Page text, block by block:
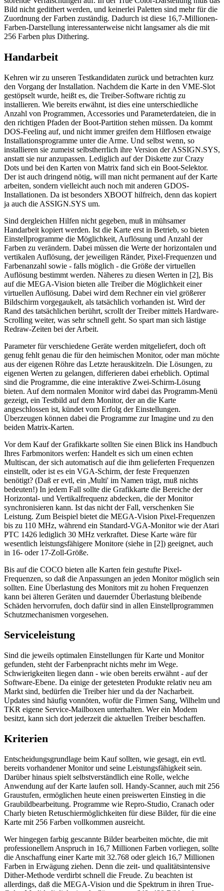
Bild nicht gedithert werden, und keinerlei Paletten sind mehr für die
Zuordnung der Farben zuständig. Dadurch ist diese 16,7-Millionen-
Farben-Darstellung interessanterweise nicht langsamer als die mit
256 Farben plus Dithering.
Handarbeit
Kehren wir zu unseren Testkandidaten zurück und betrachten kurz
den Vorgang der Installation. Nachdem die Karte in den VME-Slot
gestöpselt wurde, heißt es, die Treiber-Software richtig zu
installieren. Wie bereits erwähnt, ist dies eine unterschiedliche
Anzahl von Programmen, Accessories und Parameterdateien, die in
den richtigen Pfaden der Boot-Partition stehen müssen. Da kommt
DOS-Feeling auf, und nicht immer greifen dem Hilflosen etwaige
Installationsprogramme unter die Arme. Und selbst wenn, so
installieren sie zumeist selbstherrlich ihre Version der ASSIGN.SYS,
anstatt sie nur anzupassen. Lediglich auf der Diskette zur Crazy
Dots und bei den Karten von Matrix fand sich ein Boot-Selektor.
Der ist auch dringend nötig, will man nicht permanent auf der Karte
arbeiten, sondern vielleicht auch noch mit anderen GDOS-
Installationen. Da ist besonders XBOOT hilfreich, denn das kopiert
ja auch die ASSIGN.SYS um.
Sind dergleichen Hilfen nicht gegeben, muß in mühsamer
Handarbeit kopiert werden. Ist die Karte erst in Betrieb, so bieten
Einstellprogramme die Möglichkeit, Auflösung und Anzahl der
Farben zu verändern. Dabei müssen die Werte der horizontalen und
vertikalen Auflösung, der jeweiligen Ränder, Pixel-Frequenzen und
Farbenanzahl sowie - falls möglich - die Größe der virtuellen
Auflösung bestimmt werden. Näheres zu diesen Werten in [2], Bis
auf die MEGA-Vision bieten alle Treiber die Möglichkeit einer
virtuellen Auflösung. Dabei wird dem Rechner ein viel größerer
Bildschirm vorgegaukelt, als tatsächlich vorhanden ist. Wird der
Rand des tatsächlichen berührt, scrollt der Treiber mittels Hardware-
Scrolling weiter, was sehr schnell geht. So spart man sich lästige
Redraw-Zeiten bei der Arbeit.
Parameter für verschiedene Geräte werden mitgeliefert, doch oft
genug fehlt genau die für den heimischen Monitor, oder man möchte
aus der eigenen Röhre das Letzte herauskitzeln. Die Lösungen, zu
eigenen Werten zu gelangen, differieren dabei erheblich. Optimal
sind die Programme, die eine interaktive Zwei-Schirm-Lösung
bieten. Auf dem normalen Monitor wird dabei das Programm-Menü
gezeigt, ein Testbild auf dem Monitor, der an die Karte
angeschlossen ist, kündet vom Erfolg der Einstellungen.
Überzeugen können dabei die Programme zur Imagine und zu den
beiden Matrix-Karten.
Vor dem Kauf der Grafikkarte sollten Sie einen Blick ins Handbuch
Ihres Farbmonitors werfen: Handelt es sich um einen echten
Multiscan, der sich automatisch auf die ihm gelieferten Frequenzen
einstellt, oder ist es ein VGA-Schirm, der feste Frequenzen
benötigt? (Daß er evtl, ein ,Multi' im Namen trägt, muß nichts
bedeuten!) In jedem Fall sollte die Grafikkarte die Bereiche der
Horizontal- und Vertikalfrequenz abdecken, die der Monitor
synchronisieren kann. Ist das nicht der Fall, verschenken Sie
Leistung. Zum Beispiel bietet die MEGA-Vision Pixel-Frequenzen
bis zu 110 MHz, während ein Standard-VGA-Monitor wie der Atari
PTC 1426 lediglich 30 MHz verkraftet. Diese Karte wäre für
wesentlich leistungsfähigere Monitore (siehe in [2]) geeignet, auch
in 16- oder 17-Zoll-Größe.
Bis auf die COCO bieten alle Karten fein gestufte Pixel-
Frequenzen, so daß die Anpassungen an jeden Monitor möglich sein
sollten. Eine Überlastung des Monitors mit zu hohen Frequenzen
kann bei älteren Geräten und dauernder Überlastung bleibende
Schäden hervorrufen, doch dafür sind in allen Einstellprogrammen
Schutzmechanismen vorgesehen.
Serviceleistung
Sind die jeweils optimalen Einstellungen für Karte und Monitor
gefunden, steht der Farbenpracht nichts mehr im Wege.
Schwierigkeiten liegen dann - wie oben bereits erwähnt - auf der
Software-Ebene. Da einige der getesteten Produkte relativ neu am
Markt sind, bedürfen die Treiber hier und da der Nacharbeit.
Updates sind häufig vonnöten, wofür die Firmen Sang, Wilhelm und
TKR eigene Service-Mailboxen unterhalten. Wer ein Modem
besitzt, kann sich dort jederzeit die aktuellen Treiber beschaffen.
Kriterien
Entscheidungsgrundlage beim Kauf sollten, wie gesagt, ein evtl.
bereits vorhandener Monitor und seine Leistungsfähigkeit sein.
Darüber hinaus spielt selbstverständlich eine Rolle, welche
Anwendung auf der Karte laufen soll. Handy-Scanner, auch mit 256
Graustufen, ermöglichen heute einen preiswerten Einstieg in die
Graubildbearbeitung. Programme wie Repro-Studio, Cranach oder
Charly bieten Retuschiermöglichkeiten für diese Bilder, für die eine
Karte mit 256 Farben vollkommen ausreicht.
Wer hingegen farbig gescannte Bilder bearbeiten möchte, die mit
professionellem Anspruch in 16,7 Millionen Farben vorliegen, sollte
die Anschaffung einer Karte mit 32.768 oder gleich 16,7 Millionen
Farben in Erwägung ziehen. Denn die zeit- und qualitätsintensive
Dither-Methode verdirbt schnell die Freude. Zu beachten ist
allerdings, daß die MEGA-Vision und die Spektrum in ihren True-